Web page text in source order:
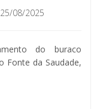
25/08/2025
do buraco
Fonte da Saudade,